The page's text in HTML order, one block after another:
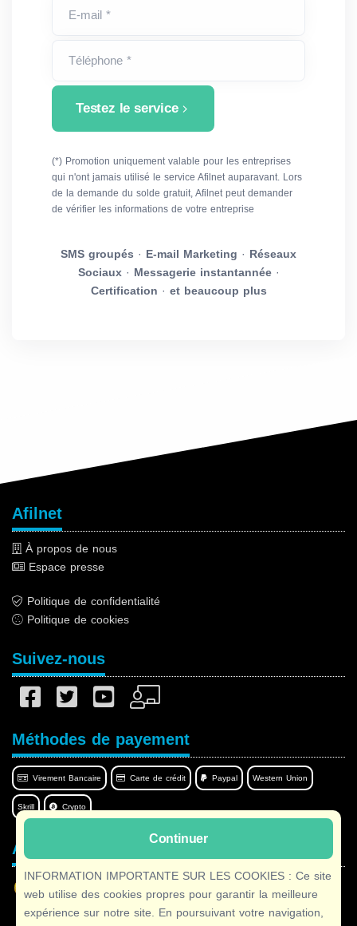
E-mail *
Téléphone *
Testez le service
(*) Promotion uniquement valable pour les entreprises
qui n'ont jamais utilisé le service Afilnet auparavant. Lors
de la demande du solde gratuit, Afilnet peut demander
de vérifier les informations de votre entreprise
SMS groupés · E-mail Marketing · Réseaux
Sociaux· Messagerie instantannée·
Certification · et beaucoup plus
Continuer
INFORMATION IMPORTANTE SUR LES COOKIES : Ce site
web utilise des cookies propres pour garantir la meilleure
expérience sur notre site. En poursuivant votre navigation,
Afilnet
À propos de nous
Espace presse
Politique de confidentialité
Politique de cookies
Suivez-nous
Méthodes de payement
Virement Bancaire Carte de crédit Paypal Western Union
Skrill Crypto
Afilnet dans votre langue